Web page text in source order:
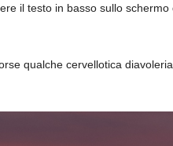
il testo in basso sullo
qualche cervellotica